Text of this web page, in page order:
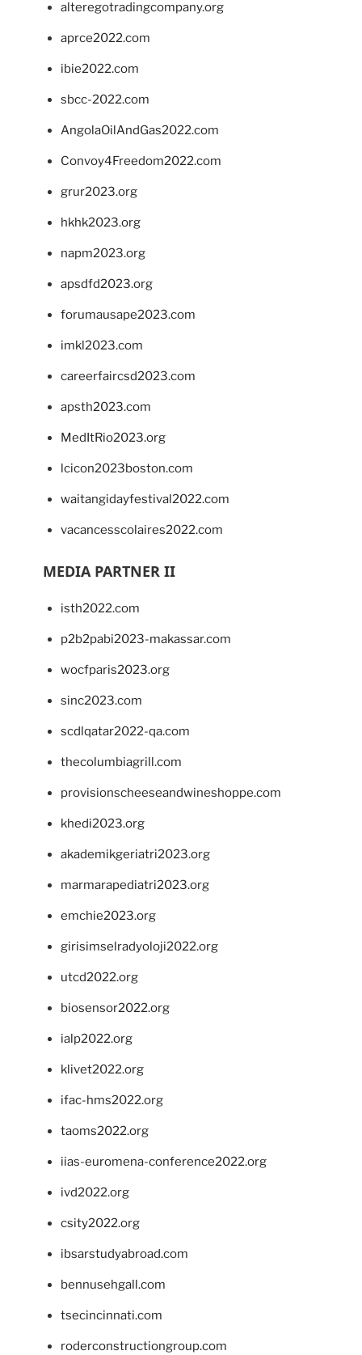
alteregotradingcompany.org
aprce2022.com
ibie2022.com
sbcc-2022.com
AngolaOilAndGas2022.com
Convoy4Freedom2022.com
grur2023.org
hkhk2023.org
napm2023.org
apsdfd2023.org
forumausape2023.com
imkl2023.com
careerfaircsd2023.com
apsth2023.com
MedItRio2023.org
lcicon2023boston.com
waitangidayfestival2022.com
vacancesscolaires2022.com
MEDIA PARTNER II
isth2022.com
p2b2pabi2023-makassar.com
wocfparis2023.org
sinc2023.com
scdlqatar2022-qa.com
thecolumbiagrill.com
provisionscheeseandwineshoppe.com
khedi2023.org
akademikgeriatri2023.org
marmarapediatri2023.org
emchie2023.org
girisimselradyoloji2022.org
utcd2022.org
biosensor2022.org
ialp2022.org
klivet2022.org
ifac-hms2022.org
taoms2022.org
iias-euromena-conference2022.org
ivd2022.org
csity2022.org
ibsarstudyabroad.com
bennusehgall.com
tsecincinnati.com
roderconstructiongroup.com